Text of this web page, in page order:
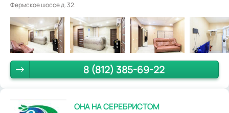
Фермское шоссе д. 32.
8 (812) 385-69-22
ОНА НА СЕРЕБРИСТОМ